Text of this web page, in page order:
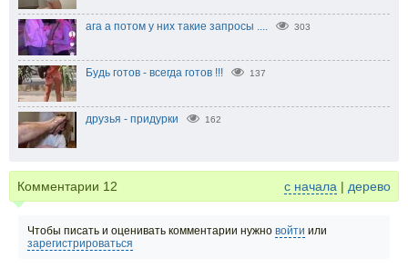
ага а потом у них такие запросы .... 303
Будь готов - всегда готов !!! 137
друзья - придурки 162
Комментарии 12 с начала | дерево
Чтобы писать и оценивать комментарии нужно войти или
зарегистрироваться